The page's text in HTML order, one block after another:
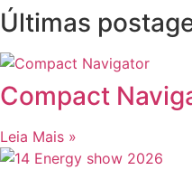
Últimas
Compact
Leia Mais »